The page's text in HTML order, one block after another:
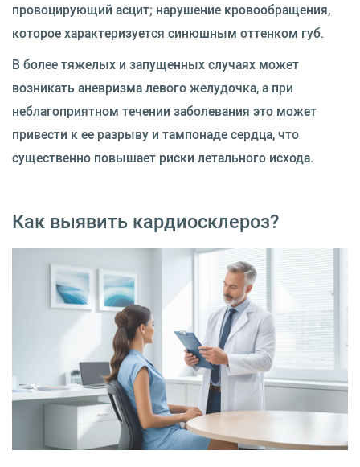
провоцирующий асцит; нарушение кровообращения,
которое характеризуется синюшным оттенком губ.
В более тяжелых и запущенных случаях может
возникать аневризма левого желудочка, а при
неблагоприятном течении заболевания это может
привести к ее разрыву и тампонаде сердца, что
существенно повышает риски летального исхода.
Как выявить кардиосклероз?